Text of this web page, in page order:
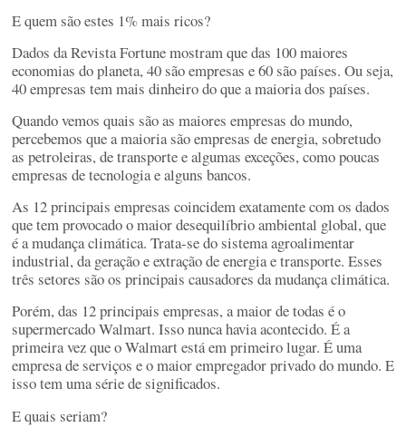
E quem são estes 1% mais ricos?
Dados da Revista Fortune mostram que das 100 maiores
economias do planeta, 40 são empresas e 60 são países. Ou seja,
40 empresas tem mais dinheiro do que a maioria dos países.
Quando vemos quais são as maiores empresas do mundo,
percebemos que a maioria são empresas de energia, sobretudo
as petroleiras, de transporte e algumas exceções, como poucas
empresas de tecnologia e alguns bancos.
As 12 principais empresas coincidem exatamente com os dados
que tem provocado o maior desequilíbrio ambiental global, que
é a mudança climática. Trata-se do sistema agroalimentar
industrial, da geração e extração de energia e transporte. Esses
três setores são os principais causadores da mudança climática.
Porém, das 12 principais empresas, a maior de todas é o
supermercado Walmart. Isso nunca havia acontecido. É a
primeira vez que o Walmart está em primeiro lugar. É uma
empresa de serviços e o maior empregador privado do mundo. E
isso tem uma série de significados.
E quais seriam?